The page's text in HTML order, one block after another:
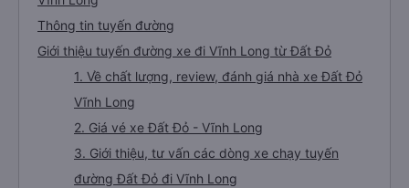
Thông tin tuyến đường
Giới thiệu tuyến đường xe đi Vĩnh Long từ Đất Đỏ
1. Về chất lượng, review, đánh giá nhà xe Đất Đỏ
Vĩnh Long
2. Giá vé xe Đất Đỏ - Vĩnh Long
3. Giới thiệu, tư vấn các dòng xe chạy tuyến
đường Đất Đỏ đi Vĩnh Long